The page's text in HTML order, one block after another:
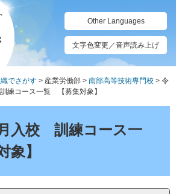
Other Languages
文字色変更／音声読み上げ
でさがす > 産業労働部 > 南部高等技術専門校 > 令
練コース一覧 【募集対象】
入校 訓練コース一
】